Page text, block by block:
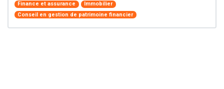
Finance et assurance
Immobilier
Conseil en gestion de patrimoine financier